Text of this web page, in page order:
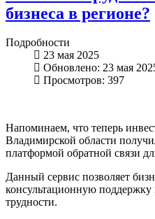
бизнеса в регионе?
Подробности
23 мая 2025
Обновлено: 23 мая
Просмотров: 397
Напоминаем, что теперь
Владимирской области
платформой обратной связи
Данный сервис позволяет
консультационную
трудности.